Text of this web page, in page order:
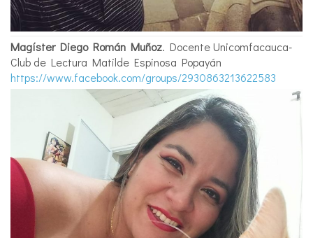
Magíster Diego Román Muñoz. Docente Unicomfacauca-
Club de Lectura Matilde Espinosa Popayán
https://www.facebook.com/groups/2930863213622583